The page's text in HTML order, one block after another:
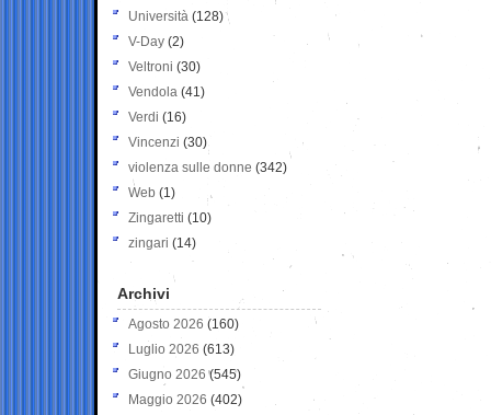
Università (128)
V-Day (2)
Veltroni (30)
Vendola (41)
Verdi (16)
Vincenzi (30)
violenza sulle donne (342)
Web (1)
Zingaretti (10)
zingari (14)
Archivi
Agosto 2026 (160)
Luglio 2026 (613)
Giugno 2026 (545)
Maggio 2026 (402)